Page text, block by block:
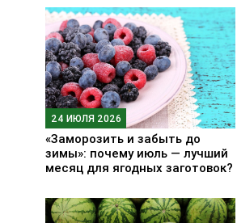
24 ИЮЛЯ 2026
«Заморозить и забыть до
зимы»: почему июль — лучший
месяц для ягодных заготовок?